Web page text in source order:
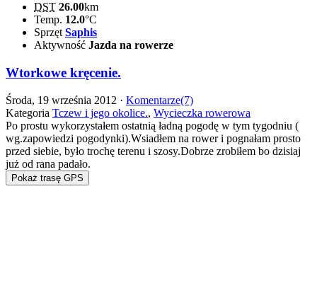
DST 26.00km
Temp. 12.0°C
SprzętSaphis
Aktywność Jazda na rowerze
Wtorkowe kręcenie.
Środa, 19 września 2012 · Komentarze(7)
Kategoria Tczew i jego okolice., Wycieczka rowerowa
Po prostu wykorzystałem ostatnią ładną pogodę w tym tygodniu (
wg.zapowiedzi pogodynki).Wsiadłem na rower i pognałam prosto
przed siebie, było trochę terenu i szosy.Dobrze zrobiłem bo dzisiaj
już od rana padało.
Pokaż trasę GPS